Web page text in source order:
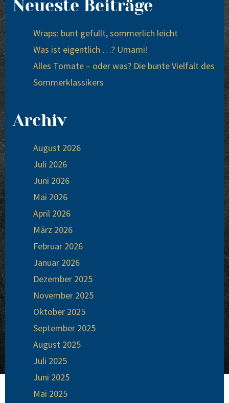
Neueste Beiträge
Wraps: bunt gefüllt, sommerlich leicht
Was ist eigentlich …? Umami!
Alles Tomate – oder was? Die bunte Vielfalt des
Sommerklassikers
Archiv
August 2026
Juli 2026
Juni 2026
Mai 2026
April 2026
März 2026
Februar 2026
Januar 2026
Dezember 2025
November 2025
Oktober 2025
September 2025
August 2025
Juli 2025
Juni 2025
Mai 2025